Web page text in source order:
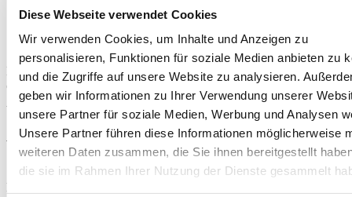
Diese Webseite verwendet Cookies
Wir verwenden Cookies, um Inhalte und Anzeigen zu
personalisieren, Funktionen für soziale Medien anbieten zu
und die Zugriffe auf unsere Website zu analysieren.
geben wir Informationen zu Ihrer Verwendung unserer
unsere Partner für soziale Medien, Werbung und Analysen
Unsere Partner führen diese Informationen möglicherweise
weiteren Daten zusammen, die Sie ihnen bereitgestellt
die sie im Rahmen Ihrer Nutzung der Dienste gesammelt
Karriere
Berater-Login
Kontakt
Breite Container
Ganze Breite
Abstand Pixel
15
Anmeldung zum Newsletter
Die E-Mail-Adresse des/der Abonnent/in.